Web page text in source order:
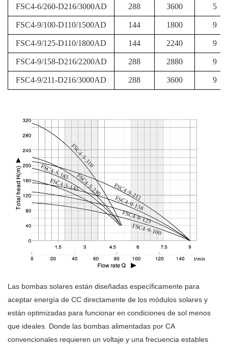
FSC4-6/260-D216/3000AD 288 3600 5
FSC4-9/100-D110/1500AD 144 1800 9
FSC4-9/125-D110/1800AD 144 2240 9
FSC4-9/158-D216/2200AD 288 2880 9
FSC4-9/211-D216/3000AD 288 3600 9
Las bombas solares están diseñadas específicamente para
aceptar energía de CC directamente de los módulos solares y
están optimizadas para funcionar en condiciones de sol menos
que ideales. Donde las bombas alimentadas por CA
convencionales requieren un voltaje y una frecuencia estables